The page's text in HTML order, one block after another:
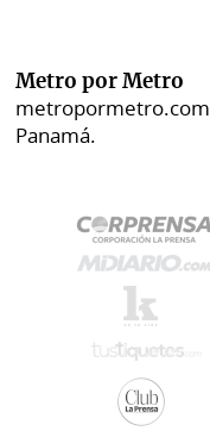
Metro por Metro
metropormetro.com
Panamá.